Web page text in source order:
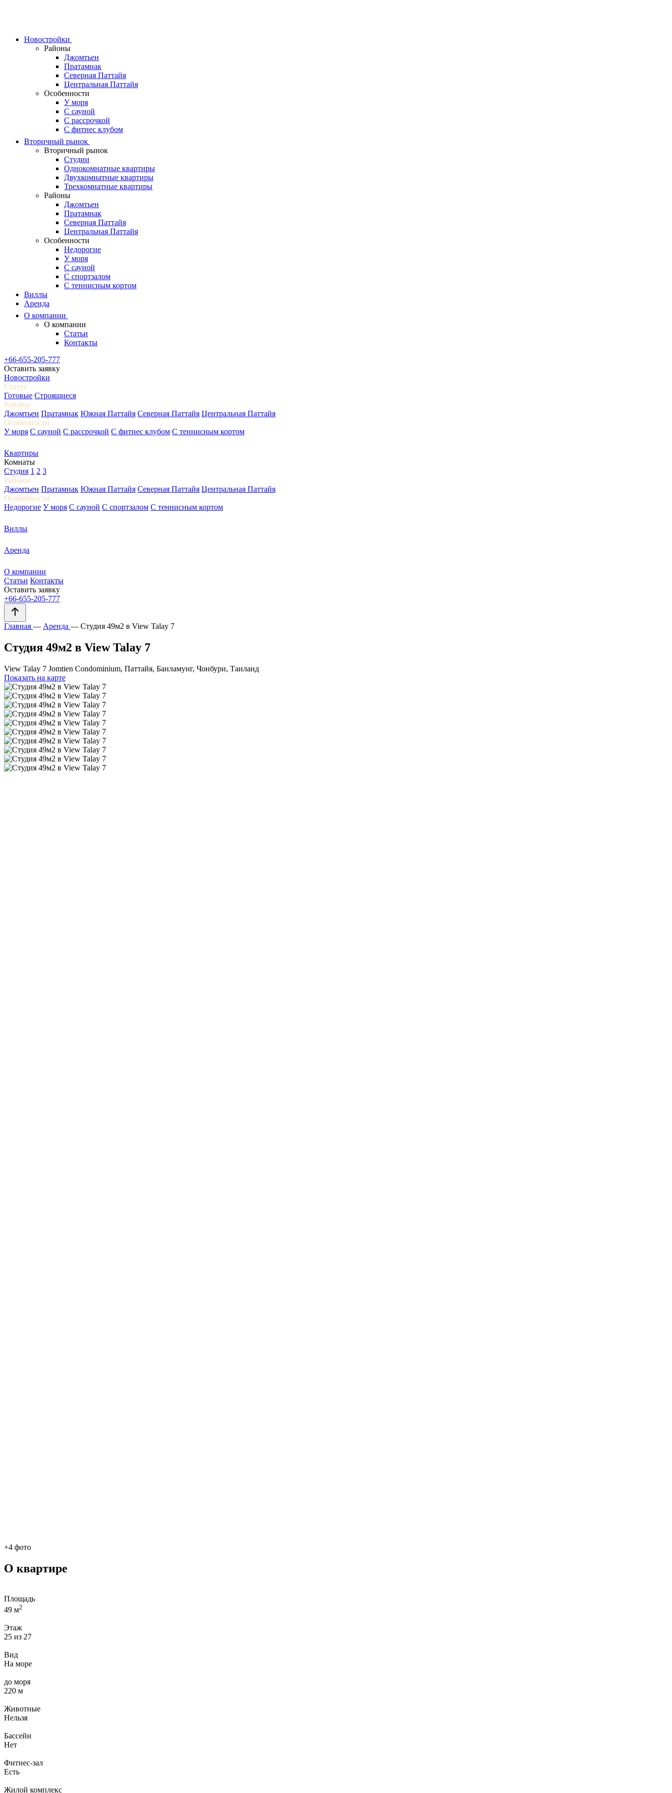
Новостройки
Районы
Джомтьен
Пратамнак
Северная Паттайя
Центральная Паттайя
Особенности
У моря
С сауной
С рассрочкой
С фитнес клубом
Вторичный рынок
Вторичный рынок
Студии
Однокомнатные квартиры
Двухкомнатные квартиры
Трехкомнатные квартиры
Районы
Джомтьен
Пратамнак
Северная Паттайя
Центральная Паттайя
Особенности
Недорогие
У моря
С сауной
С спортзалом
С теннисным кортом
Виллы
Аренда
О компании
О компании
Статьи
Контакты
+66-655-205-777
Оставить заявку
Новостройки
Статус
Готовые Строящиеся
Районы
Джомтьен Пратамнак Южная Паттайя Северная Паттайя Центральная Паттайя
Особенности
У моря С сауной С рассрочкой С фитнес клубом С теннисным кортом
Квартиры
Комнаты
Студия 1 2 3
Районы
Джомтьен Пратамнак Южная Паттайя Северная Паттайя Центральная Паттайя
Особенности
Недорогие У моря С сауной С спортзалом С теннисным кортом
Виллы
Аренда
О компании
Статьи Контакты
Оставить заявку
+66-655-205-777
Главная — Аренда — Студия 49м2 в View Talay 7
Студия 49м2 в View Talay 7
View Talay 7 Jomtien Condominium, Паттайя, Банламунг, Чонбури, Таиланд
Показать на карте
+4 фото
О квартире
Площадь
49 м2
Этаж
25 из 27
Вид
На море
до моря
220 м
Животные
Нельзя
Бассейн
Нет
Фитнес-зал
Есть
Жилой комплекс